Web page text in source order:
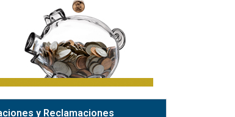
y Reclamaciones